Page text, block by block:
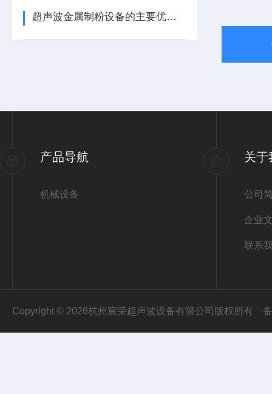
超声波金属制粉设备的主要优势体现在哪些方面
产品导航
机械设备
关于
公司
企业
联系
Copyright © 2026杭州宸荣超声波设备有限公司版权所有